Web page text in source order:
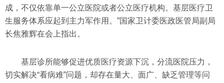
成，不仅依靠单一公立医院或者公立医疗机构。基层医疗卫
生服务体系应起到主力军作用。”国家卫计委医政医管局副局
长焦雅辉在会上指出。
基层诊所能够促进优质医疗资源下沉，分流医院压力，
切实解决“看病难”问题，却存在量大、面广、缺乏管理等问